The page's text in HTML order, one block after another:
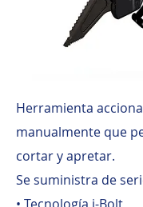
Herramienta
manualmente que
cortar y apretar.
Se suministra de